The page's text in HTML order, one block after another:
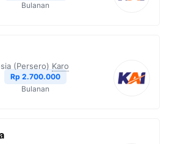
Bulanan
(Persero) Karo
Rp 2.700.000
Bulanan